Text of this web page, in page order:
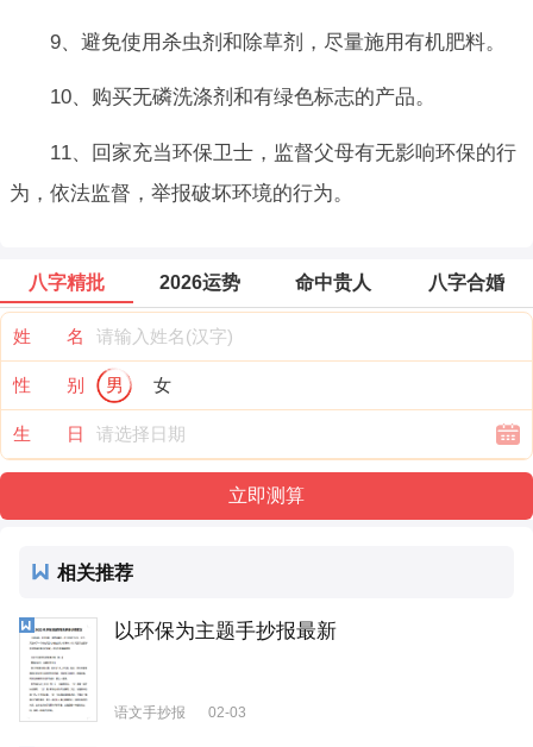
9、避免使用杀虫剂和除草剂，尽量施用有机肥料。
10、购买无磷洗涤剂和有绿色标志的产品。
11、回家充当环保卫士，监督父母有无影响环保的行
为，依法监督，举报破坏环境的行为。
八字精批 2026运势 命中贵人 八字合婚
姓 名
性 别 男 女
生 日
相关推荐
以环保为主题手抄报最新
语文手抄报 02-03